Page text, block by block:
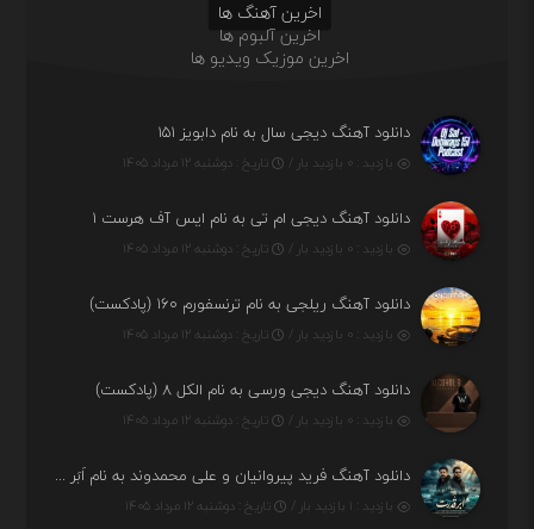
اخرین آهنگ ها
اخرین آلبوم ها
اخرین موزیک ویدیو ها
دانلود آهنگ دیجی سال به نام دابویز ۱۵۱
بازدید : ۰ بازدید بار / تاریخ : دوشنبه ۱۲ مرداد ۱۴۰۵
دانلود آهنگ دیجی ام تی به نام ایس آف هرست ۱
بازدید : ۰ بازدید بار / تاریخ : دوشنبه ۱۲ مرداد ۱۴۰۵
دانلود آهنگ ریلجی به نام ترنسفورم ۱۶۰ (پادکست)
بازدید : ۰ بازدید بار / تاریخ : دوشنبه ۱۲ مرداد ۱۴۰۵
دانلود آهنگ دیجی ورسی به نام الکل ۸ (پادکست)
بازدید : ۰ بازدید بار / تاریخ : دوشنبه ۱۲ مرداد ۱۴۰۵
دانلود آهنگ فرید پیروانیان و علی محمدوند به نام اَبَر قدرت
بازدید : ۱ بازدید بار / تاریخ : دوشنبه ۱۲ مرداد ۱۴۰۵